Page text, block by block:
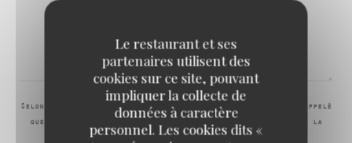
Le restaurant et ses
partenaires utilisent des
cookies sur ce site, pouvant
impliquer la collecte de
données à caractère
personnel. Les cookies dits «
Selon l'article L.223-2 du code de la consommation, il est rappelé
que le consommateur peut user de son droit à s'inscrire sur la
liste d'opposition au démarchage téléphonique Bloctel :